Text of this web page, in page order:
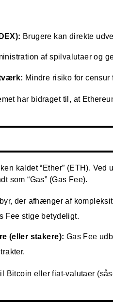
Brugere kan direkte
af spilvalutaer og
Mindre risiko for
har bidraget til, at
kaldet “Ether” (ETH).
som “Gas” (Gas Fee).
der afhænger af
Fee stige betydeligt.
(eller stakere): Gas Fee
Bitcoin eller fiat-valutaer